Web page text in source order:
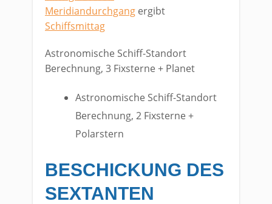
Meridiandurchgang ergibt
Schiffsmittag
Astronomische Schiff-Standort
Berechnung, 3 Fixsterne + Planet
Astronomische Schiff-Standort
Berechnung, 2 Fixsterne +
Polarstern
BESCHICKUNG DES
SEXTANTEN